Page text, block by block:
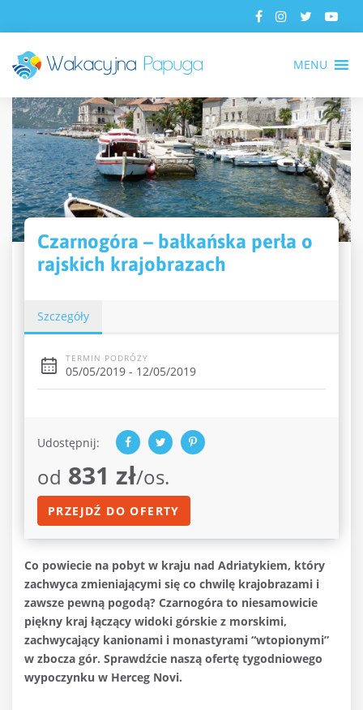
MENU
Czarnogóra – bałkańska perła o
rajskich krajobrazach
Szczegóły
TERMIN PODRÓŻY
05/05/2019 - 12/05/2019
Udostępnij:
od 831 zł/os.
PRZEJDŹ DO OFERTY
Co powiecie na pobyt w kraju nad Adriatykiem, który
zachwyca zmieniającymi się co chwilę krajobrazami i
zawsze pewną pogodą? Czarnogóra to niesamowicie
piękny kraj łączący widoki górskie z morskimi,
zachwycający kanionami i monastyrami “wtopionymi”
w zbocza gór. Sprawdźcie naszą ofertę tygodniowego
wypoczynku w Herceg Novi.